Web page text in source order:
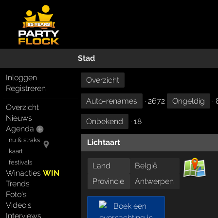
Stad
Inloggen
Registreren
Overzicht
Nieuws
Agenda
nu & straks
kaart
festivals
WinactiesWIN
Trends
Foto's
Video's
Interviews
Overzicht
Auto-renames · 2672 Ongeldig ·
Onbekend · 18
Lichtaart
Land
België
Provincie
Antwerpen